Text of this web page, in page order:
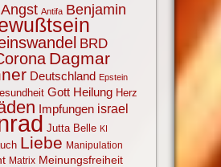
Angst Antifa Benjamin
BRD
Dagmar
Deutschland Epstein
Gott Heilung Herz
Impfungen israel
Jutta Belle KI
Liebe Manipulation
Matrix Meinungsfreiheit